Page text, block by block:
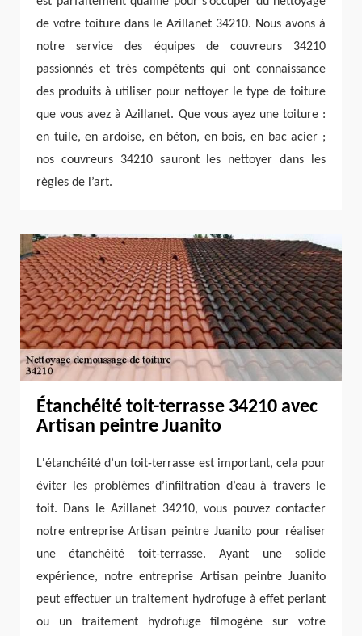
de votre toiture dans le Azillanet 34210. Nous avons à
notre service des équipes de couvreurs 34210
passionnés et très compétents qui ont connaissance
des produits à utiliser pour nettoyer le type de toiture
que vous avez à Azillanet. Que vous ayez une toiture :
en tuile, en ardoise, en béton, en bois, en bac acier ;
nos couvreurs 34210 sauront les nettoyer dans les
règles de l’art.
Étanchéité toit-terrasse 34210 avec
Artisan peintre Juanito
L'étanchéité d’un toit-terrasse est important, cela pour
éviter les problèmes d’infiltration d’eau à travers le
toit. Dans le Azillanet 34210, vous pouvez contacter
notre entreprise Artisan peintre Juanito pour réaliser
une étanchéité toit-terrasse. Ayant une solide
expérience, notre entreprise Artisan peintre Juanito
peut effectuer un traitement hydrofuge à effet perlant
ou un traitement hydrofuge filmogène sur votre